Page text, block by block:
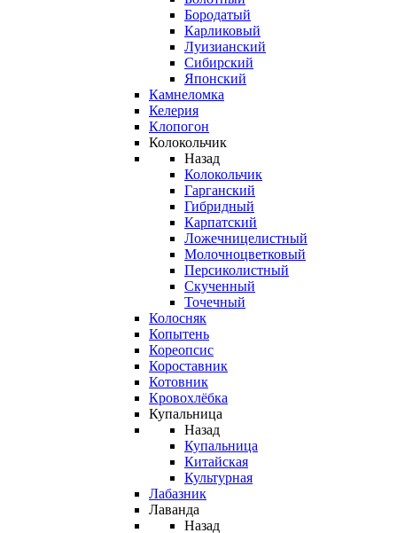
Бородатый
Карликовый
Луизианский
Сибирский
Японский
Камнеломка
Келерия
Клопогон
Колокольчик
Назад
Колокольчик
Гарганский
Гибридный
Карпатский
Ложечницелистный
Молочноцветковый
Персиколистный
Скученный
Точечный
Колосняк
Копытень
Кореопсис
Короставник
Котовник
Кровохлёбка
Купальница
Назад
Купальница
Китайская
Культурная
Лабазник
Лаванда
Назад